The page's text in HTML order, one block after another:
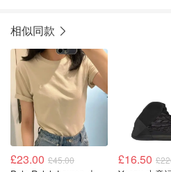
相似同款
£23.00 £45.00 £16.50